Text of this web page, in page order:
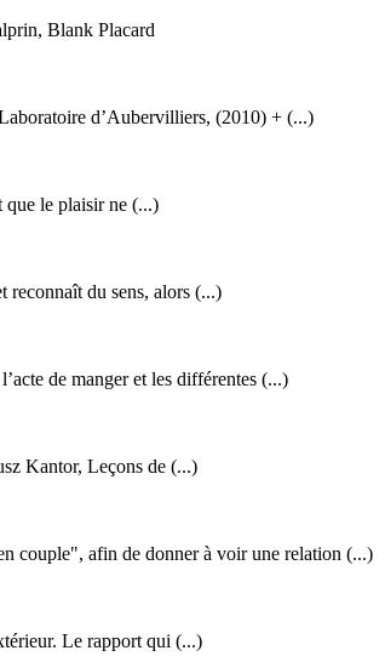
Blank Placard
d’Aubervilliers, (2010) + (...)
que le plaisir ne (...)
reconnaît du sens, alors (...)
de manger et les différentes (...)
Kantor, Leçons de (...)
couple", afin de donner à voir une relation (...)
Le rapport qui (...)